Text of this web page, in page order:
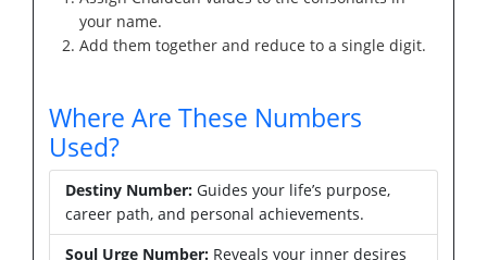
your name.
Add them together and reduce to a single digit.
Where Are These Numbers
Used?
Destiny Number: Guides your life’s purpose,
career path, and personal achievements.
Soul Urge Number: Reveals your inner desires